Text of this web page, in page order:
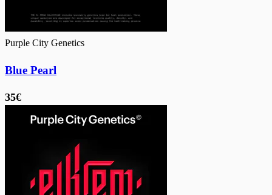
Purple City Genetics
Blue Pearl
35€